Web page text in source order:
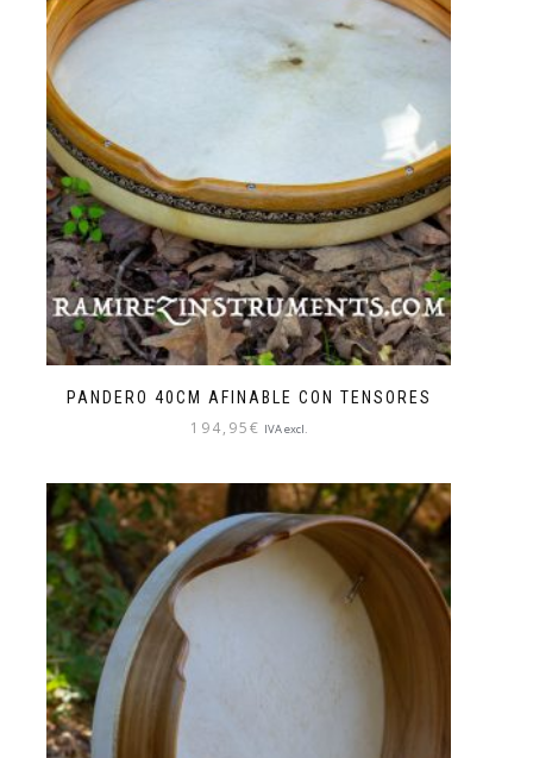
PANDERO 40CM AFINABLE CON TENSORES
194,95€ IVA excl.